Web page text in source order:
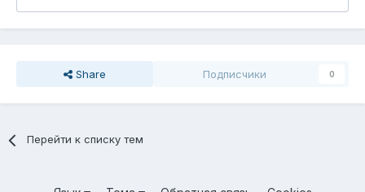
Share Подписчики 0
Перейти к списку тем